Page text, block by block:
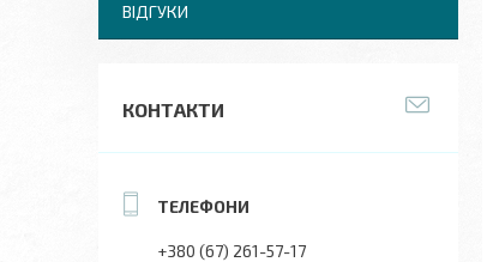
ВІДГУКИ
КОНТАКТИ
+380 (67) 261-57-17